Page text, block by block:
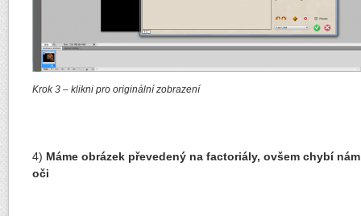
Krok 3 – klikni pro originální zobrazení
4) Máme obrázek převedený na factoriály, ovšem chybí nám
oči